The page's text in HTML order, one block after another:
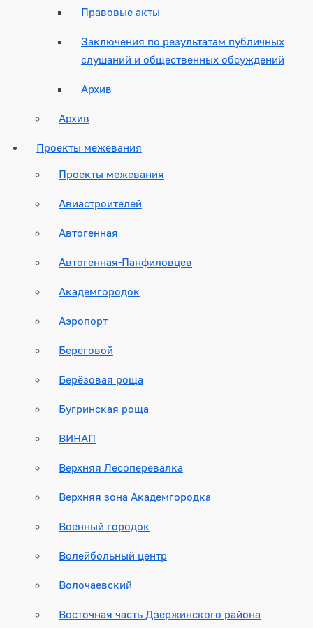
Правовые акты
Заключения по результатам публичных
слушаний и общественных обсуждений
Архив
Архив
Проекты межевания
Проекты межевания
Авиастроителей
Автогенная
Автогенная-Панфиловцев
Академгородок
Аэропорт
Береговой
Берёзовая роща
Бугринская роща
ВИНАП
Верхняя Лесоперевалка
Верхняя зона Академгородка
Военный городок
Волейбольный центр
Волочаевский
Восточная часть Дзержинского района